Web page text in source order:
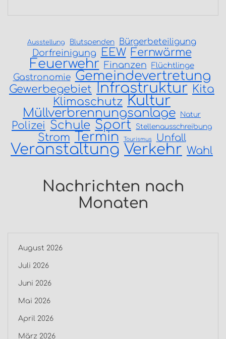
Ausstellung Blutspenden Bürgerbeteiligung
Dorfreinigung EEW Fernwärme
Feuerwehr Finanzen Flüchtlinge
Gastronomie Gemeindevertretung
Gewerbegebiet Infrastruktur Kita
Klimaschutz Kultur
Müllverbrennungsanlage Natur
Polizei Schule Sport Stellenausschreibung
Strom Termin Tourismus Unfall
Veranstaltung Verkehr Wahl
Nachrichten nach
Monaten
August 2026
Juli 2026
Juni 2026
Mai 2026
April 2026
März 2026